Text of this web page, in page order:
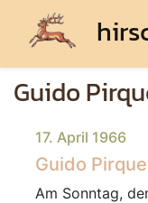
Guido
17. April 1966
Guido
Am Sonntag,